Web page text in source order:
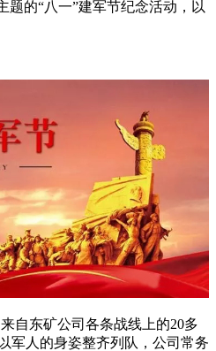
题的“八一”建军节纪念活动，以
自东矿公司各条战线上的20多
军人的身姿整齐列队，公司常务